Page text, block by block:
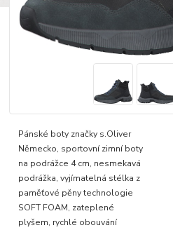
Pánské boty značky s.Oliver
Německo, sportovní zimní boty
na podrážce 4 cm, nesmekavá
podrážka, vyjímatelná stélka z
paměťové pěny technologie
SOFT FOAM, zateplené
plyšem, rychlé obouvání